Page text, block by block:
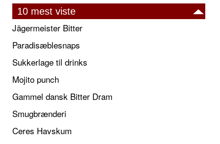
10 mest viste
Jägermeister Bitter
Paradisæblesnaps
Sukkerlage til drinks
Mojito punch
Gammel dansk Bitter Dram
Smugbrænderi
Ceres Havskum